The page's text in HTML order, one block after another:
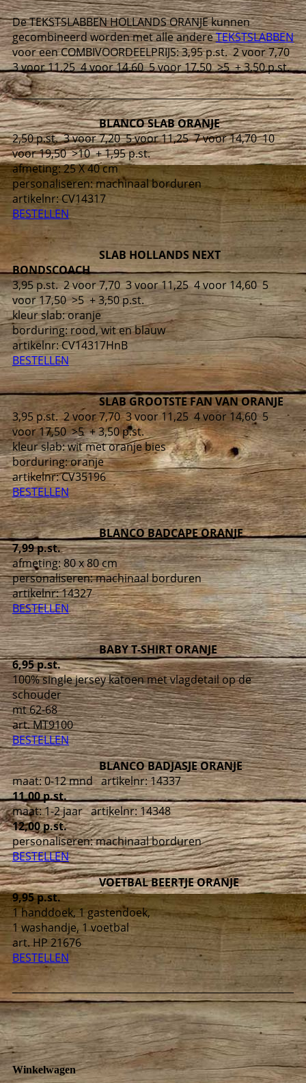
De TEKSTSLABBEN HOLLANDS ORANJE kunnen
gecombineerd worden met alle andereTEKSTSLABBEN
voor een COMBIVOORDEELPRIJS:3,95 p.st. 2 voor 7,70
3 voor 11,25 4 voor 14,60 5 voor 17,50 >5 + 3,50 p.st.
BLANCO SLAB ORANJE
2,50 p.st. 3 voor 7,20 5 voor 11,25 7 voor 14,70 10
voor 19,50 >10 + 1,95 p.st.
afmeting: 25 X 40 cm
personaliseren: machinaal borduren
artikelnr:CV14317
BESTELLEN
SLAB HOLLANDS NEXT
BONDSCOACH
3,95 p.st. 2 voor 7,70 3 voor 11,25 4 voor 14,60 5
voor 17,50 >5 + 3,50 p.st.
kleur slab: oranje
borduring: rood, wit en blauw
artikelnr:CV14317HnB
BESTELLEN
SLAB GROOTSTE FAN VAN ORANJE
3,95 p.st. 2 voor 7,70 3 voor 11,25 4 voor 14,60 5
voor 17,50 >5 + 3,50 p.st.
kleur slab: wit met oranje bies
borduring: oranje
artikelnr:CV35196
BESTELLEN
BLANCO BADCAPE ORANJE
7,99 p.st.
afmeting: 80 x 80 cm
personaliseren: machinaal borduren
artikelnr:14327
BESTELLEN
BABY T-SHIRT ORANJE
6,95 p.st.
100% single jersey katoen met vlagdetail op de
schouder
mt 62-68
art. MT9100
BESTELLEN
BLANCO BADJASJE ORANJE
maat: 0-12 mnd artikelnr: 14337
11,00 p.st.
maat: 1-2 jaar artikelnr: 14348
12,00 p.st.
personaliseren: machinaal borduren
BESTELLEN
VOETBAL BEERTJE ORANJE
9,95 p.st.
1 handdoek, 1 gastendoek,
1 washandje, 1 voetbal
art. HP 21676
BESTELLEN
Winkelwagen